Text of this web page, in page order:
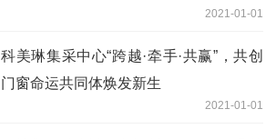
2021-01-01
科美琳集采中心“跨越·牵手·共赢”，共创
门窗命运共同体焕发新生
2021-01-01